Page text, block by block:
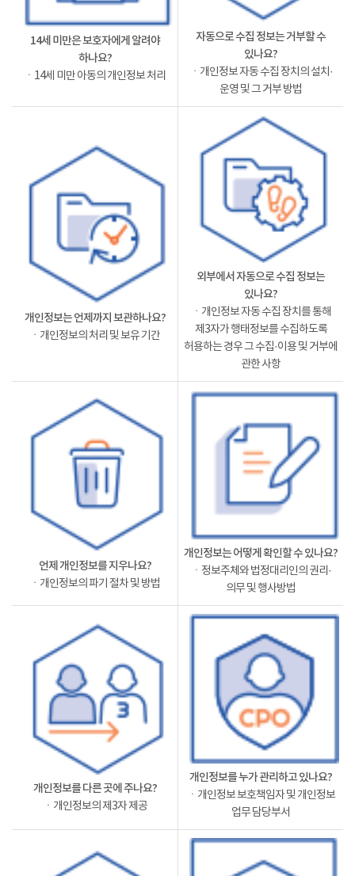
14세 미만은 보호자에게 알려야
하나요?
ㆍ14세 미만 아동의 개인정보 처리
자동으로 수집 정보는 거부할 수
있나요?
ㆍ개인정보 자동 수집 장치의 설치·
운영 및 그 거부 방법
개인정보는 언제까지 보관하나요?
ㆍ개인정보의 처리 및 보유 기간
외부에서 자동으로 수집 정보는
있나요?
ㆍ개인정보 자동 수집 장치를 통해
제3자가 행태정보를 수집하도록
허용하는 경우 그 수집·이용 및 거부에
관한 사항
언제 개인정보를 지우나요?
ㆍ개인정보의 파기 절차 및 방법
개인정보는 어떻게 확인할 수 있나요?
ㆍ정보주체와 법정대리인의 권리·
의무 및 행사방법
개인정보를 다른 곳에 주나요?
ㆍ개인정보의 제3자 제공
개인정보를 누가 관리하고 있나요?
ㆍ개인정보 보호책임자 및 개인정보
업무 담당부서